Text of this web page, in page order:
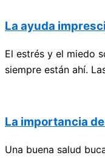
La ayuda
El estrés y el miedo
siempre están ahí.
La importancia
Una buena salud